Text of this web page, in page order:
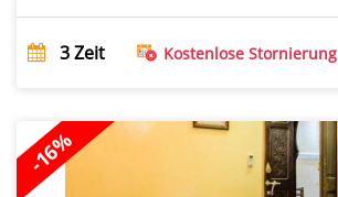
3Zeit Kostenlose Stornierung
-16%